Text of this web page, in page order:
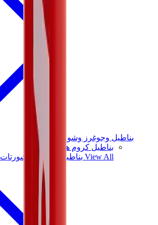
بناطيل وجوغرز وشورتات
بناطيل كروم هارتس
View All بناطيل وجوغرز وشورتات